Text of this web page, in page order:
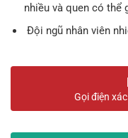
nhiều và quen có thể
Đội ngũ nhân viên
Gọi điện